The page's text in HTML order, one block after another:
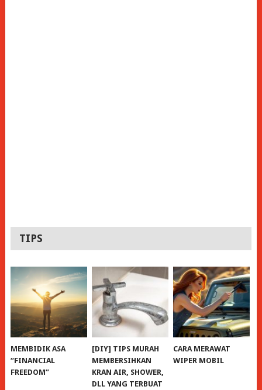
TIPS
MEMBIDIK ASA
“FINANCIAL
FREEDOM”
[DIY] TIPS MURAH
MEMBERSIHKAN
KRAN AIR, SHOWER,
DLL YANG TERBUAT
CARA MERAWAT
WIPER MOBIL